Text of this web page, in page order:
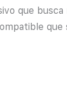
que